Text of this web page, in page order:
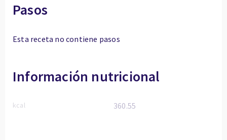
Pasos
Esta receta no contiene pasos
Información nutricional
kcal 360.55